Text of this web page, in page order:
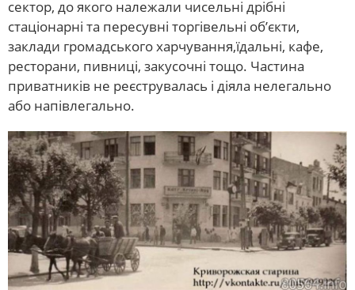
сектор, до якого належали чисельні дрібні
стаціонарні та пересувні торгівельні об’єкти,
заклади громадського харчування,їдальні, кафе,
ресторани, пивниці, закусочні тощо. Частина
приватників не реєструвалась і діяла нелегально
або напівлегально.